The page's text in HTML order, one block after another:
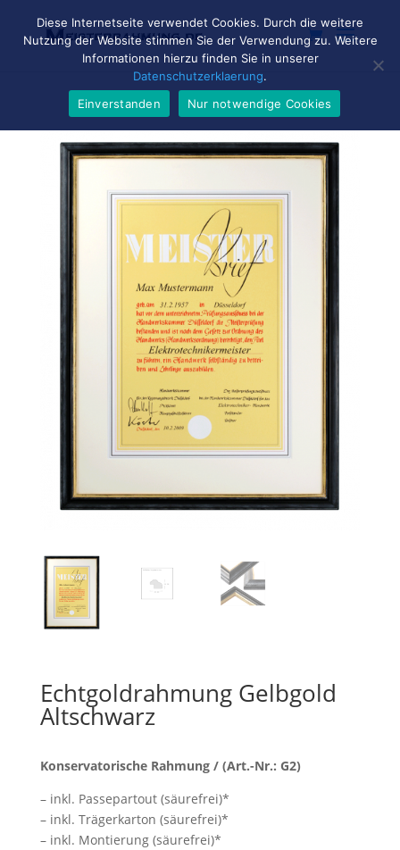
Echtgoldrahmung Gelbgold
Altschwarz
Konservatorische Rahmung / (Art.-Nr.: G2)
– inkl. Passepartout (säurefrei)*
– inkl. Trägerkarton (säurefrei)*
– inkl. Montierung (säurefrei)*
Diese Internetseite verwendet Cookies. Durch die weitere
Nutzung der Website stimmen Sie der Verwendung zu. Weitere
Informationen hierzu finden Sie in unserer
Datenschutzerklaerung.
Einverstanden
Nur notwendige Cookies